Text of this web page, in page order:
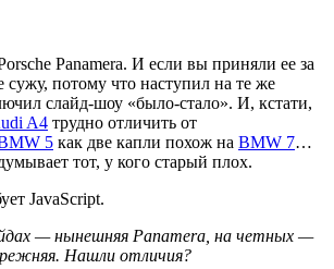
Panamera. И если вы приняли ее за
сужу, потому что наступил на те же
слайд-шоу «было-стало». И, кстати,
A4 трудно отличить от
5 как две капли похож на BMW 7…
тот, у кого старый плох.
JavaScript.
— нынешняя Panamera, на четных —
Нашли отличия?